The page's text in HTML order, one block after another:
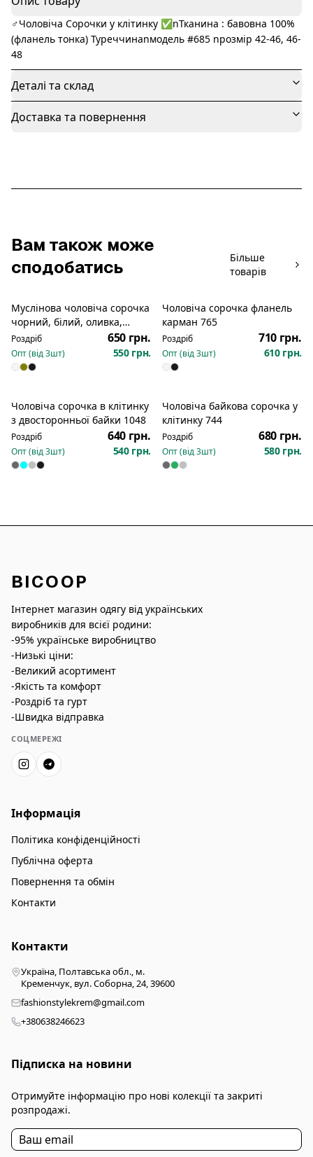
‍♂️Чоловіча Сорочки у клітинку ✅nТканина : бавовна 100%
(фланель тонка) Туреччинаnмодель #685 nрозмір 42-46, 46-
48
Деталі та склад
Доставка та повернення
Вам також може
сподобатись
Більше
товарів
Муслінова чоловіча сорочка
чорний, білий, оливка,
бежевий 691
Роздріб 650 грн.
Опт (від3шт) 550 грн.
Чоловіча сорочка фланель
карман 765
Роздріб 710 грн.
Опт (від3шт) 610 грн.
Чоловіча сорочка в клітинку
з двосторонньої байки 1048
Роздріб 640 грн.
Опт (від3шт) 540 грн.
Чоловіча байкова сорочка у
клітинку 744
Роздріб 680 грн.
Опт (від3шт) 580 грн.
BICOOP
Інтернет магазин одягу від українських
виробників для всієї родини:
-95% українське виробництво
-Низькі ціни:
-Великий асортимент
-Якість та комфорт
-Роздріб та гурт
-Швидка відправка
СОЦМЕРЕЖІ
Інформація
Політика конфіденційності
Публічна оферта
Повернення та обмін
Контакти
Контакти
Україна, Полтавська обл., м.
Кременчук, вул. Соборна, 24, 39600
fashionstylekrem@gmail.com
+380638246623
Підписка на новини
Отримуйте інформацію про нові колекції та закриті
розпродажі.